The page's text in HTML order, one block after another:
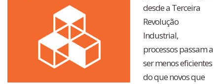
desde a Terceira
Revolução
Industrial,
processos passam a
ser menos eficientes
do que novos que